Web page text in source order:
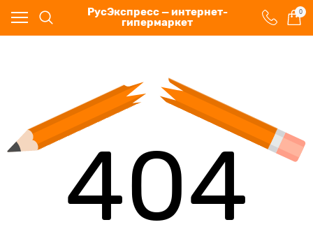
РусЭкспресс — интернет-
гипермаркет
0
404